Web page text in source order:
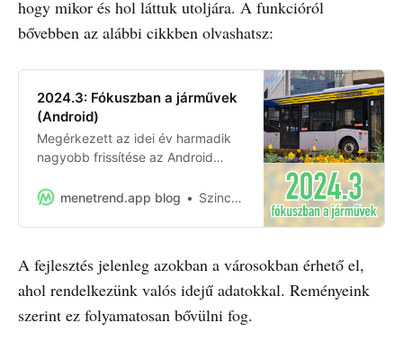
hogy mikor és hol láttuk utoljára. A funkcióról
bővebben az alábbi cikkben olvashatsz:
2024.3: Fókuszban a járművek
(Android)
Megérkezett az idei év harmadik
nagyobb frissítése az Android
közlekedésrajongók számára lehet
menetrend.app blog Szincsák Tamás
A fejlesztés jelenleg azokban a városokban érhető el,
ahol rendelkezünk valós idejű adatokkal. Reményeink
szerint ez folyamatosan bővülni fog.